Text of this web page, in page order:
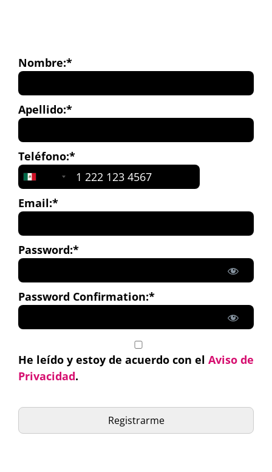
Nombre:*
Apellido:*
Teléfono:*
Email:*
Password:*
Password Confirmation:*
He leído y estoy de acuerdo con el Aviso de
Privacidad.
No val